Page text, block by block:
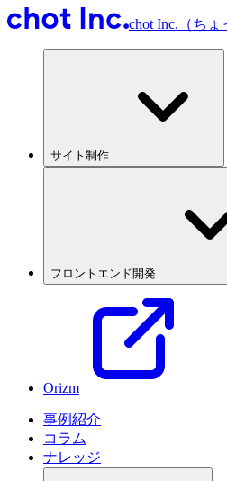
chot Inc.（ちょ
サイト制作
フロントエンド開発
Orizm
事例紹介
コラム
ナレッジ